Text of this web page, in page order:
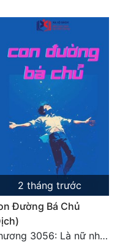
2 tháng trước
Đường Bá Chủ
Chương 3056: Là nữ nhân